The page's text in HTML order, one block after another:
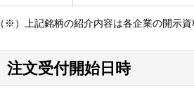
（※）上記銘柄の紹介内容は各企業の開示
注文受付開始日時